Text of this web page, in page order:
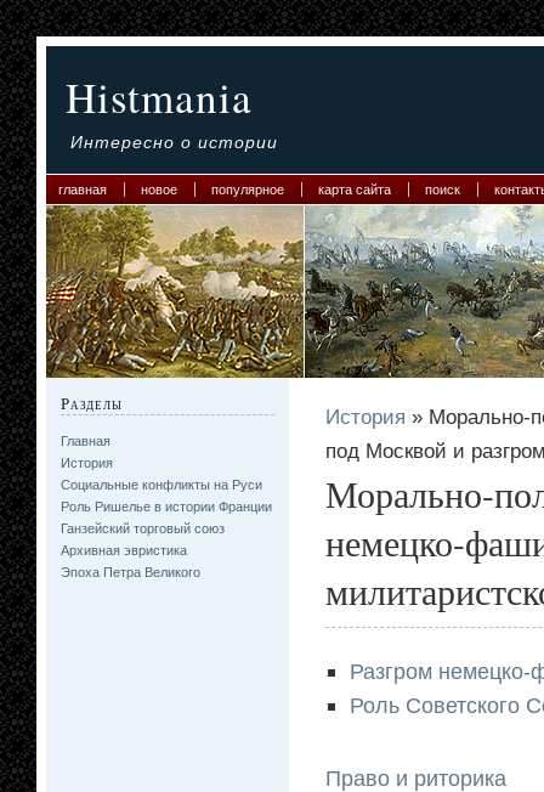
Histmania
Интересно о истории
главная новое популярное карта сайта поиск
Разделы
Главная
История
Социальные конфликты на Руси
Роль Ришелье в истории Франции
Ганзейский торговый союз
Архивная эвристика
Эпоха Петра Великого
История » Морально-
под Москвой и
Морально-
немецко-
Разгром немецко-
Роль Советского
Право и риторика